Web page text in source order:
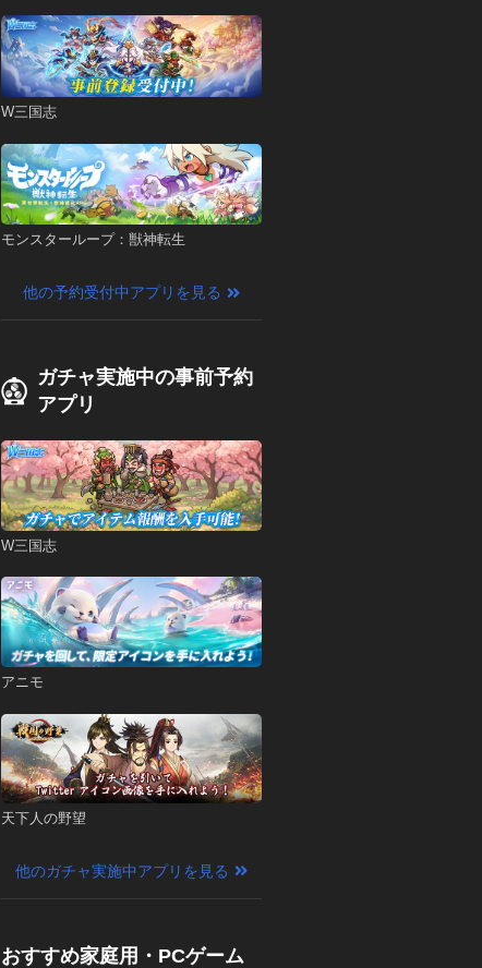
W三国志
モンスターループ：獣神転生
他の予約受付中アプリを見る
ガチャ実施中の事前予約
アプリ
W三国志
アニモ
天下人の野望
他のガチャ実施中アプリを見る
おすすめ家庭用・PCゲーム